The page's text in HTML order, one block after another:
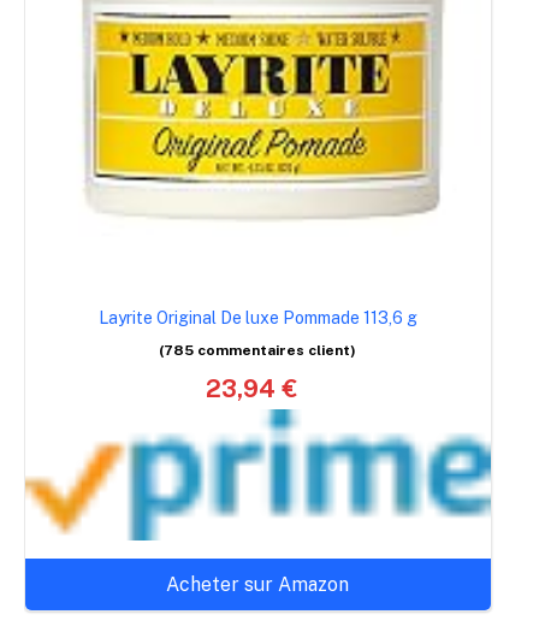
Layrite Original De luxe Pommade 113,6 g
(785 commentaires client)
23,94 €
Acheter sur Amazon